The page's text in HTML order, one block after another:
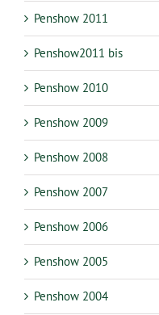
Penshow 2011
Penshow2011 bis
Penshow 2010
Penshow 2009
Penshow 2008
Penshow 2007
Penshow 2006
Penshow 2005
Penshow 2004